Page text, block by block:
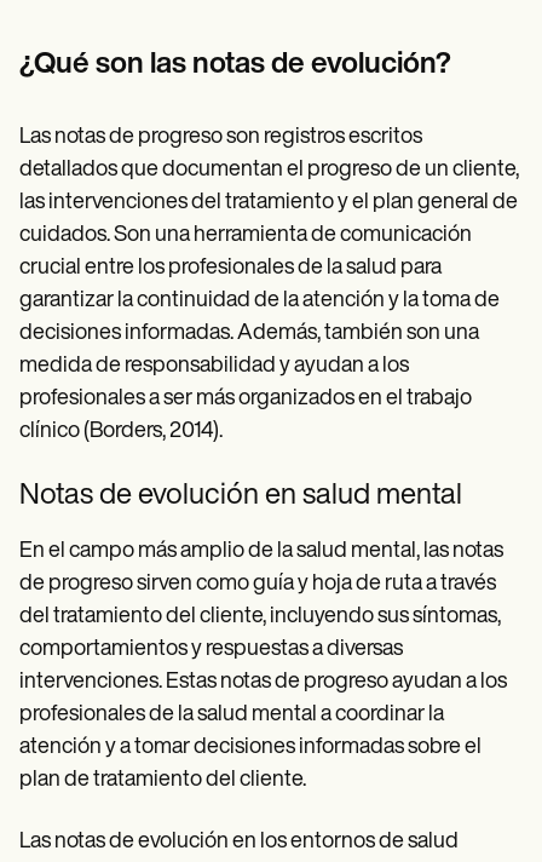
Demos
Training Hub
Become a Partner
Pricing
Why Carepatron?
Get started
¿Qué son las notas de evolución?
Las notas de progreso son registros escritos
detallados que documentan el progreso de un cliente,
las intervenciones del tratamiento y el plan general de
cuidados. Son una herramienta de comunicación
crucial entre los profesionales de la salud para
garantizar la continuidad de la atención y la toma de
decisiones informadas. Además, también son una
medida de responsabilidad y ayudan a los
profesionales a ser más organizados en el trabajo
clínico (Borders, 2014).
Notas de evolución en salud mental
En el campo más amplio de la salud mental, las notas
de progreso sirven como guía y hoja de ruta a través
del tratamiento del cliente, incluyendo sus síntomas,
comportamientos y respuestas a diversas
intervenciones. Estas notas de progreso ayudan a los
profesionales de la salud mental a coordinar la
atención y a tomar decisiones informadas sobre el
plan de tratamiento del cliente.
Las notas de evolución en los entornos de salud